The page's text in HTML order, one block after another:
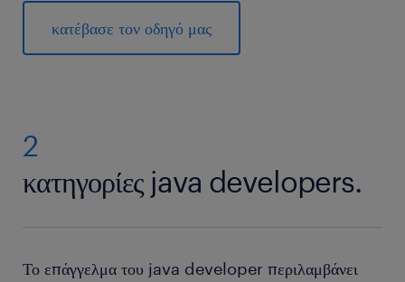
κατέβασε τον οδηγό μας
2
κατηγορίες java developers.
Το επάγγελμα του java developer περιλαμβάνει